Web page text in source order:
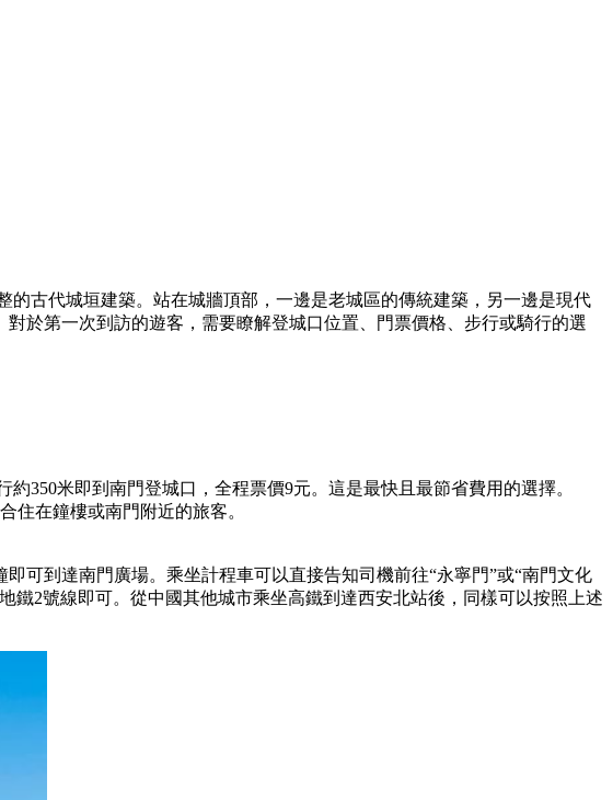
古代城垣建築。站在城牆頂部，一邊是老城區的傳統建築，另一邊是現代
於第一次到訪的遊客，需要瞭解登城口位置、門票價格、步行或騎行的選
350米即到南門登城口，全程票價9元。這是最快且最節省費用的選擇。
住在鐘樓或南門附近的旅客。
可到達南門廣場。乘坐計程車可以直接告知司機前往“永寧門”或“南門文化
2號線即可。從中國其他城市乘坐高鐵到達西安北站後，同樣可以按照上述